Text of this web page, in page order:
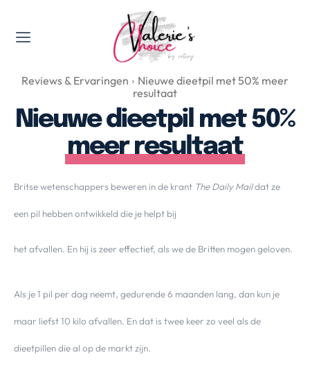
Valerie's Topics
Travel & Culture
Food & Drinks
Happyness & Opmerkelijk
Lifestyle, Sport & Duurzaamheid
Health & Beauty
Over Valerie
Over Valerie
Reviews & Ervaringen
Nieuwe dieetpil met 50% meer
resultaat
Nieuwe dieetpil met 50%
meer resultaat
Britse wetenschappers beweren in de krant The Daily Maildat ze
een pil hebben ontwikkeld die je helpt bij
het afvallen. En hij is zeer effectief, als we de Britten mogen geloven.
Als je 1 pil per dag neemt, gedurende 6 maanden lang, dan kun je
maar liefst 10 kilo afvallen. En dat is twee keer zo veel als de
dieetpillen die al op de markt zijn.